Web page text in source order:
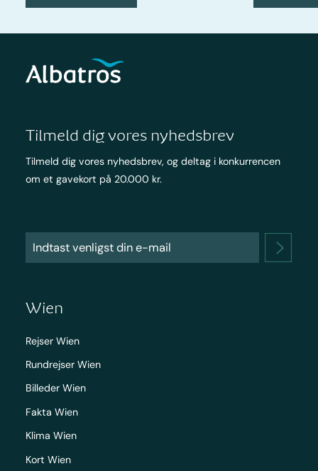
Tilmeld dig vores nyhedsbrev
Tilmeld dig vores nyhedsbrev, og deltag i konkurrencen
om et gavekort på 20.000 kr.
Wien
Rejser Wien
Rundrejser Wien
Billeder Wien
Fakta Wien
Klima Wien
Kort Wien